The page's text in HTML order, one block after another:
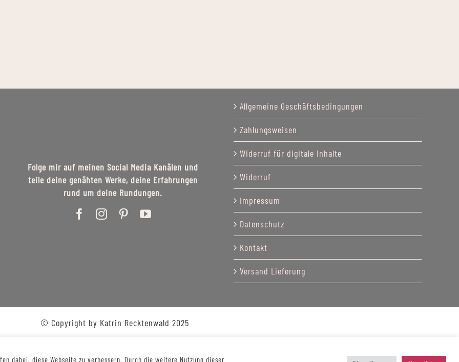
Folge mir auf meinen Social Media Kanälen und
teile deine genähten Werke, deine Erfahrungen
rund um deine Rundungen.
Allgemeine Geschäftsbedingungen
Zahlungsweisen
Widerruf für digitale Inhalte
Widerruf
Impressum
Datenschutz
Kontakt
Versand Lieferung
© Copyright by Katrin Recktenwald 2025
dabei, diese Webseite zu verbessern. Durch die weitere Nutzung dieser